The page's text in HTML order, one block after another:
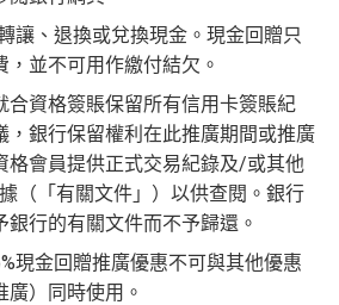
讓、退換或兌換現金。現金回贈只
，並不可用作繳付結欠。
合資格簽賬保留所有信用卡簽賬紀
，銀行保留權利在此推廣期間或推廣
格會員提供正式交易紀錄及/或其他
（「有關文件」）以供查閱。銀行
銀行的有關文件而不予歸還。
現金回贈推廣優惠不可與其他優惠
廣）同時使用。